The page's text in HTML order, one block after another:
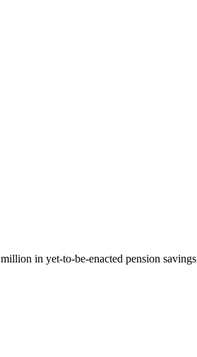
in yet-to-be-enacted pension savings